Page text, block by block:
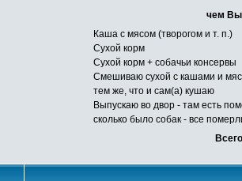
чем Вы
Каша с мясом (творогом и т. п.)
Сухой корм
Сухой корм + собачьи консервы
Смешиваю сухой с кашами и
тем же, что и сам(а) кушаю
Выпускаю во двор - там есть
сколько было собак - все